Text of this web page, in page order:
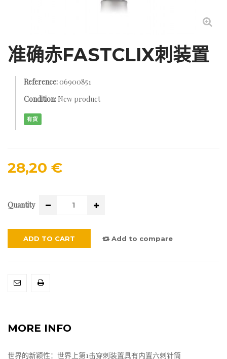
准确赤FASTCLIX刺装置
Reference:06900851
Condition: New product
有货
28,20 €
Quantity
ADD TO CART Add to compare
MORE INFO
世界的新颖性：世界上第1击穿刺装置具有内置六刺针筒